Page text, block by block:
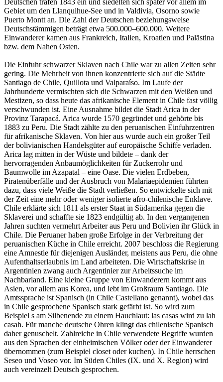
Deutschen trafen 1843 ein und siedelten sich später vor allem im
Gebiet um den Llanquihue-See und in Valdivia, Osorno sowie
Puerto Montt an. Die Zahl der Deutschen beziehungsweise
Deutschstämmigen beträgt etwa 500.000–600.000. Weitere
Einwanderer kamen aus Frankreich, Italien, Kroatien und Palästina
bzw. dem Nahen Osten.
Die Einfuhr schwarzer Sklaven nach Chile war zu allen Zeiten sehr
gering. Die Mehrheit von ihnen konzentrierte sich auf die Städte
Santiago de Chile, Quillota und Valparaíso. Im Laufe der
Jahrhunderte vermischten sich die Schwarzen mit den Weißen und
Mestizen, so dass heute das afrikanische Element in Chile fast völlig
verschwunden ist. Eine Ausnahme bildet die Stadt Arica in der
Provinz Tarapacá. Arica wurde 1570 gegründet und gehörte bis
1883 zu Peru. Die Stadt zählte zu den peruanischen Einfuhrzentren
für afrikanische Sklaven. Von hier aus wurde auch ein großer Teil
der bolivianischen Handelsgüter auf europäische Schiffe verladen.
Arica lag mitten in der Wüste und bildete – dank der
hervorragenden Anbaumöglichkeiten für Zuckerrohr und
Baumwolle im Azapatal – eine Oase. Die vielen Erdbeben,
Piratenüberfälle und der Ausbruch von Malariaepidemien führten
dazu, dass viele Weiße die Stadt verließen. So entwickelte sich mit
der Zeit eine mehr oder weniger isolierte afro-chilenische Enklave.
Chile erklärte sich 1811 als erster Staat in Südamerika gegen die
Sklaverei und schaffte sie 1823 endgültig ab. In den vergangenen
Jahren suchten vermehrt Arbeiter aus Peru und Bolivien ihr Glück in
Chile. Die Peruaner haben große Erfolge in der Verbreitung der
peruanischen Küche in Chile erreicht. 2007 beschloss die Regierung
eine Amnestie für diejenigen Ausländer, meistens aus Peru, die ohne
Aufenthaltserlaubnis im Land arbeiteten. Die Wirtschaftskrise in
Argentinien zwang auch Argentinier zur Arbeitssuche im
Nachbarland. Eine kleine Gruppe von Einwanderern kommt aus
Asien, vor allem aus Korea, und lebt im Großraum Santiago. Die
Amtssprache ist Spanisch (in Chile Castellano genannt), wobei das
in Chile gesprochene Spanisch stark gefärbt ist. So wird zum
Beispiel s am Silbenende zu einem Hauchlaut: las casas wird zu lah
casah. Für manche deutsche Ohren klingt das chilenische Spanisch
daher genuschelt. Zahlreiche in Chile verwendete Begriffe wurden
aus den Sprachen der einheimischen Völker oder der Einwanderer
übernommen (zum Beispiel closet oder kuchen). In Chile herrschen
Seseo und Voseo vor. Im Süden Chiles (IX. und X. Region) wird
auch vereinzelt Deutsch gesprochen.